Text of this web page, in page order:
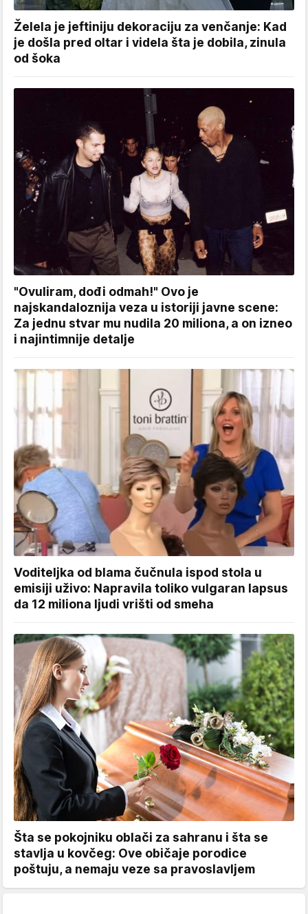
Želela je jeftiniju dekoraciju za venčanje: Kad
je došla pred oltar i videla šta je dobila, zinula
od šoka
"Ovuliram, dođi odmah!" Ovo je
najskandaloznija veza u istoriji javne scene:
Za jednu stvar mu nudila 20 miliona, a on izneo
i najintimnije detalje
Voditeljka od blama čučnula ispod stola u
emisiji uživo: Napravila toliko vulgaran lapsus
da 12 miliona ljudi vrišti od smeha
Šta se pokojniku oblači za sahranu i šta se
stavlja u kovčeg: Ove običaje porodice
poštuju, a nemaju veze sa pravoslavljem